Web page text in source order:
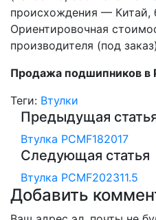
происхождения — Китай,
Ориентировочная
производителя (под
Продажа подшипников
Теги: Втулки
Предыдущая
Втулка PCMF182017
Следующая статья
Втулка PCMF202311.5
Добавить